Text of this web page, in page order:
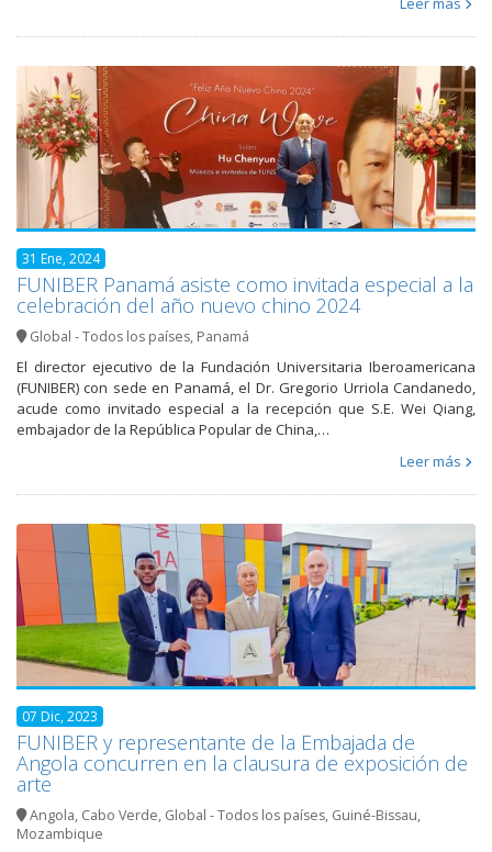
31 Ene, 2024
FUNIBER Panamá asiste como invitada especial a la
celebración del año nuevo chino 2024
Global - Todos los países, Panamá
El director ejecutivo de la Fundación Universitaria Iberoamericana
(FUNIBER) con sede en Panamá, el Dr. Gregorio Urriola Candanedo,
acude como invitado especial a la recepción que S.E. Wei Qiang,
embajador de la República Popular de China,…
Leer más
07 Dic, 2023
FUNIBER y representante de la Embajada de
Angola concurren en la clausura de exposición de
arte
Angola, Cabo Verde, Global - Todos los países, Guiné-Bissau,
Mozambique